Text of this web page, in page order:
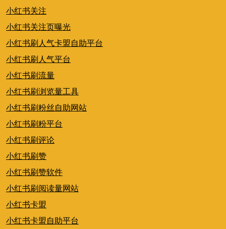
小红书关注
小红书关注页曝光
小红书刷人气卡盟自助平台
小红书刷人气平台
小红书刷流量
小红书刷浏览量工具
小红书刷粉丝自助网站
小红书刷粉平台
小红书刷评论
小红书刷赞
小红书刷赞软件
小红书刷阅读量网站
小红书卡盟
小红书卡盟自助平台